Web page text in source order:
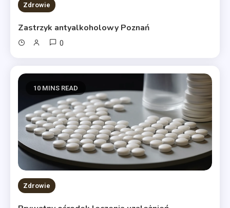
Zdrowie
Zastrzyk antyalkoholowy Poznań
0
10 MINS READ
Zdrowie